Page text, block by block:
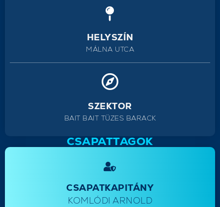
HELYSZÍN
MÁLNA UTCA
SZEKTOR
BAIT BAIT TÜZES BARACK
CSAPATTAGOK
CSAPATKAPITÁNY
KOMLÓDI ARNOLD